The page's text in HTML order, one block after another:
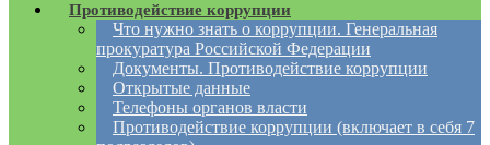
Противодействие коррупции
Что нужно знать о коррупции. Генеральная
прокуратура Российской Федерации
Документы. Противодействие коррупции
Открытые данные
Телефоны органов власти
Противодействие коррупции (включает в себя 7